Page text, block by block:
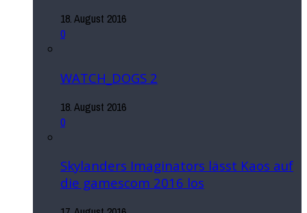
18. August 2016
0
WATCH_DOGS 2
18. August 2016
0
Skylanders Imaginators lässt Kaos auf
die gamescom 2016 los